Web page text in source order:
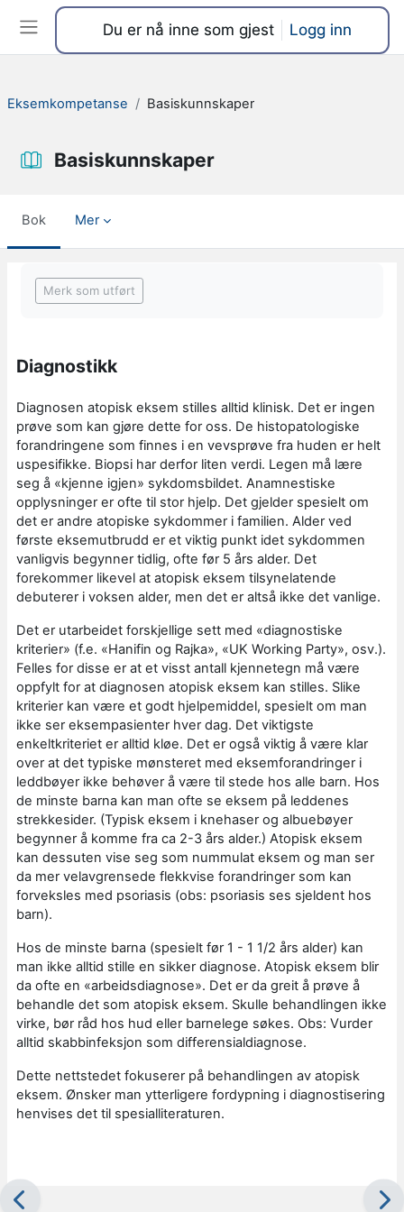
Gå til hovedinnhold
Sidepanel
Du er nå inne som gjest Logg inn
Eksemkompetanse Basiskunnskaper
Basiskunnskaper
Bok Mer
Merk som utført
Diagnostikk
Diagnosen atopisk eksem stilles alltid klinisk. Det er ingen
prøve som kan gjøre dette for oss. De histopatologiske
forandringene som finnes i en vevsprøve fra huden er helt
uspesifikke. Biopsi har derfor liten verdi. Legen må lære
seg å «kjenne igjen» sykdomsbildet. Anamnestiske
opplysninger er ofte til stor hjelp. Det gjelder spesielt om
det er andre atopiske sykdommer i familien. Alder ved
første eksemutbrudd er et viktig punkt idet sykdommen
vanligvis begynner tidlig, ofte før 5 års alder. Det
forekommer likevel at atopisk eksem tilsynelatende
debuterer i voksen alder, men det er altså ikke det vanlige.
Det er utarbeidet forskjellige sett med «diagnostiske
kriterier» (f.e. «Hanifin og Rajka», «UK Working Party», osv.).
Felles for disse er at et visst antall kjennetegn må være
oppfylt for at diagnosen atopisk eksem kan stilles. Slike
kriterier kan være et godt hjelpemiddel, spesielt om man
ikke ser eksempasienter hver dag. Det viktigste
enkeltkriteriet er alltid kløe. Det er også viktig å være klar
over at det typiske mønsteret med eksemforandringer i
leddbøyer ikke behøver å være til stede hos alle barn. Hos
de minste barna kan man ofte se eksem på leddenes
strekkesider. (Typisk eksem i knehaser og albuebøyer
begynner å komme fra ca 2-3 års alder.) Atopisk eksem
kan dessuten vise seg som nummulat eksem og man ser
da mer velavgrensede flekkvise forandringer som kan
forveksles med psoriasis (obs: psoriasis ses sjeldent hos
barn).
Hos de minste barna (spesielt før 1 - 1 1/2 års alder) kan
man ikke alltid stille en sikker diagnose. Atopisk eksem blir
da ofte en «arbeidsdiagnose». Det er da greit å prøve å
behandle det som atopisk eksem. Skulle behandlingen ikke
virke, bør råd hos hud eller barnelege søkes. Obs: Vurder
alltid skabbinfeksjon som differensialdiagnose.
Dette nettstedet fokuserer på behandlingen av atopisk
eksem. Ønsker man ytterligere fordypning i diagnostisering
henvises det til spesialliteraturen.